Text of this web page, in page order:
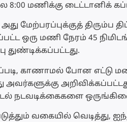
8:00 மணிக்கு டைட்டானிக்
மேற்பரப்புக்குத் திரும்ப
ஒரு மணி நேரம் 45
துண்டிக்கப்பட்டது.
காணாமல் போன எட்டு மணி
அவர்களுக்கு
நடவடிக்கைகளை
வகையில் வெடித்து,